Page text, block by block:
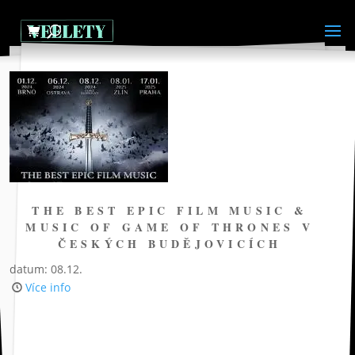
THE BEST EPIC FILM MUSIC &
MUSIC OF GAME OF THRONES V
ČESKÝCH BUDĚJOVICÍCH
datum: 08.12.
Více info